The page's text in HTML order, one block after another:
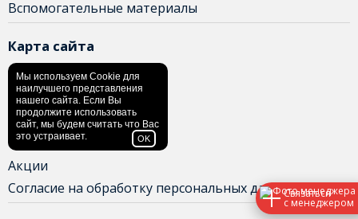
Вспомогательные материалы
Карта сайта
Главная
Доставка и оплата
Контакты
О нас
Согласие на обработку персональных данных
Акции
Связаться
с менеджером
Мы используем Cookie для
наилучшего представления
нашего сайта. Если Вы
продолжите использовать
сайт, мы будем считать что Вас
это устраивает.
OK